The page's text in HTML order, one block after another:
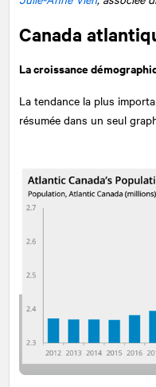
Canada
La croissance
La tendance la plus
résumée dans un seul